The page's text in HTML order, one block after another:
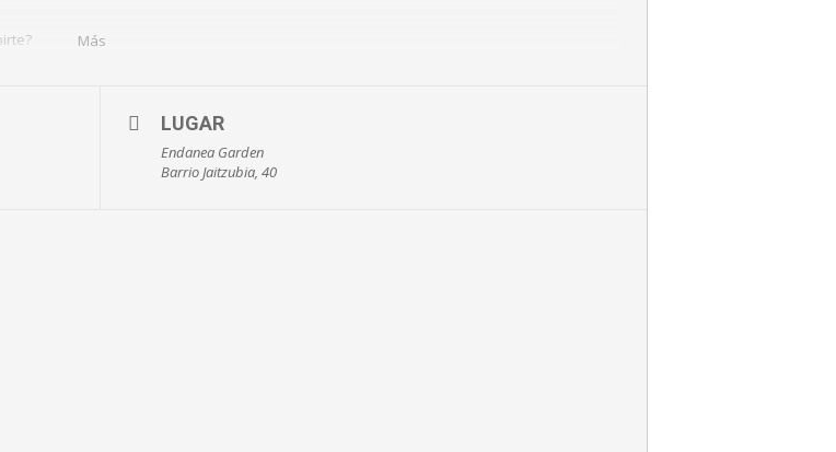
Más
LUGAR
Endanea Garden
Barrio Jaitzubia, 40